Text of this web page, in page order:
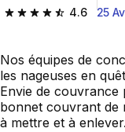
4.6
4.6 out of 5 stars25
Nos équipes de
les nageuses en
Envie de
bonnet couvrant de
à mettre et à